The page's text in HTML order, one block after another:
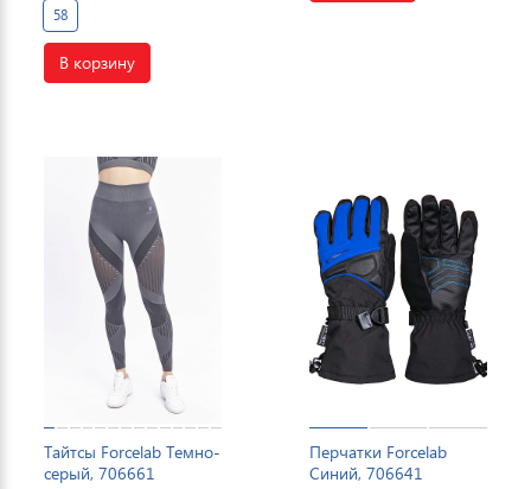
58
В корзину
Тайтсы Forcelab Темно-
серый, 706661
Перчатки Forcelab
Синий, 706641